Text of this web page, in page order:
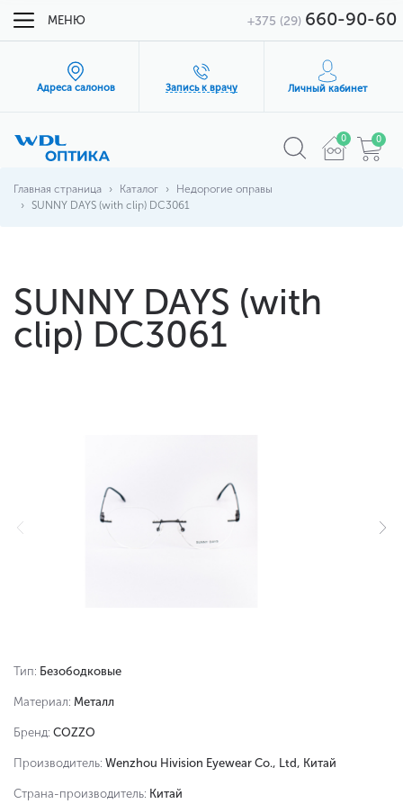
МЕНЮ +375 (29) 660-90-60
Адреса салонов Запись к врачу Личный кабинет
0 0
Главная страница Каталог
Недорогие оправы
SUNNY DAYS (with clip) DC3061
SUNNY DAYS (with
clip) DC3061
Тип: Безободковые
Материал: Металл
Бренд: COZZO
Производитель: Wenzhou Hivision Eyewear Co., Ltd, Китай
Страна-производитель: Китай